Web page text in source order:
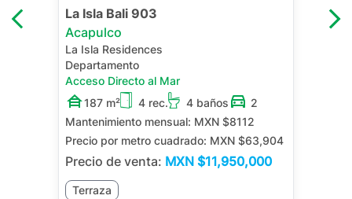
La Isla Bali 903
Acapulco
La Isla Residences
Departamento
Acceso Directo al Mar
187 m²
4 rec. 4 baños
2
Mantenimiento mensual: MXN $8112
Precio por metro cuadrado: MXN $63,904
Precio de venta: MXN $11,950,000
Terraza